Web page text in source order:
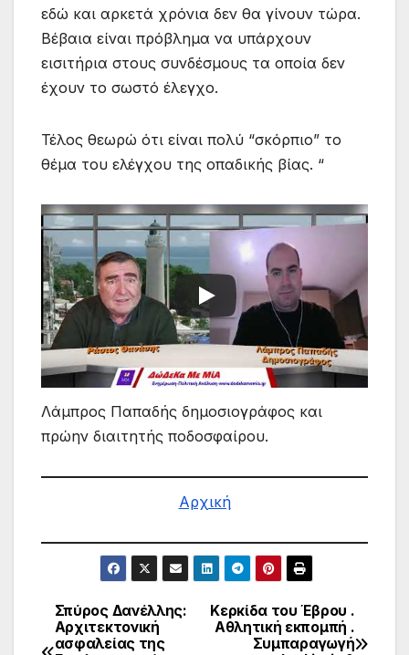
εδώ και αρκετά χρόνια δεν θα γίνουν τώρα.
Βέβαια είναι πρόβλημα να υπάρχουν
εισιτήρια στους συνδέσμους τα οποία δεν
έχουν το σωστό έλεγχο.
Τέλος θεωρώ ότι είναι πολύ “σκόρπιο” το
θέμα του ελέγχου της οπαδικής βίας. “
Λάμπρος Παπαδής δημοσιογράφος και
πρώην διαιτητής ποδοσφαίρου.
Αρχική
Πλοήγηση
Κερκίδα του Έβρου .
Αθλητική εκπομπή .
Συμπαραγωγή
Σπύρος Δανέλλης:
Αρχιτεκτονική
ασφαλείας της